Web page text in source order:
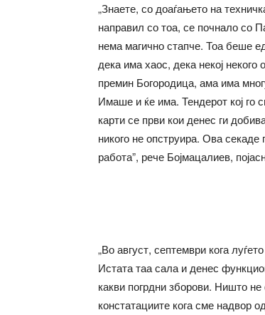
„Знаете, со доаѓањето на
направил со тоа, се почнало со
нема магично стапче. Тоа беше
дека има хаос, дека некој
премин Богородица, ама има
Имаше и ќе има. Тендерот кој го
карти се први кои денес ги
никого не опструира. Ова
работа”, рече Бојмацалиев,
„Во август, септември кога
Истата таа сала и денес
какви погрдни зборови. Ништо
констатациите кога сме надвор